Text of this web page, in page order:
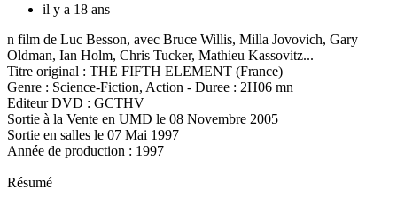
il y a 18 ans
n film de Luc Besson, avec Bruce Willis, Milla Jovovich, Gary
Oldman, Ian Holm, Chris Tucker, Mathieu Kassovitz...
Titre original : THE FIFTH ELEMENT (France)
Genre : Science-Fiction, Action - Duree : 2H06 mn
Editeur DVD : GCTHV
Sortie à la Vente en UMD le 08 Novembre 2005
Sortie en salles le 07 Mai 1997
Année de production : 1997
Résumé